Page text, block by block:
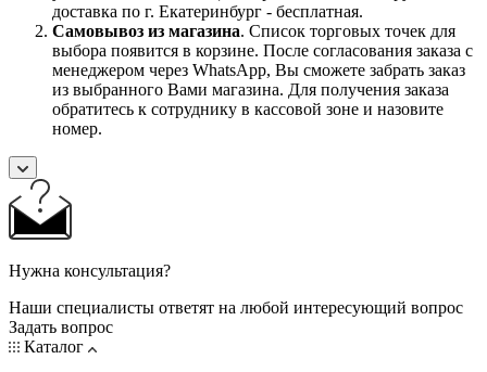
доставка по г. Екатеринбург - бесплатная.
Самовывоз из магазина. Список торговых точек для
выбора появится в корзине. После согласования заказа с
менеджером через WhatsApp, Вы сможете забрать заказ
из выбранного Вами магазина. Для получения заказа
обратитесь к сотруднику в кассовой зоне и назовите
номер.
Нужна консультация?
Наши специалисты ответят на любой интересующий вопрос
Задать вопрос
Каталог